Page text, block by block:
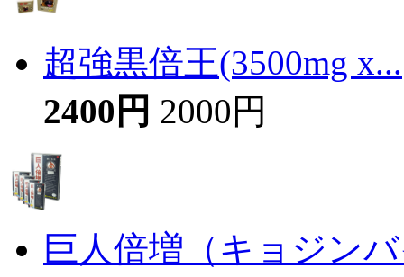
超強黒倍王(3500mg x...
2400円 2000円
巨人倍増（キョジン